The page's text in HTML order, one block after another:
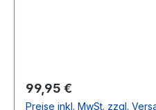
Doppelschichtige
verstärkt zusätzlich die
Regulärer Preis:
99,95 €
Preise inkl. MwSt. zzgl.